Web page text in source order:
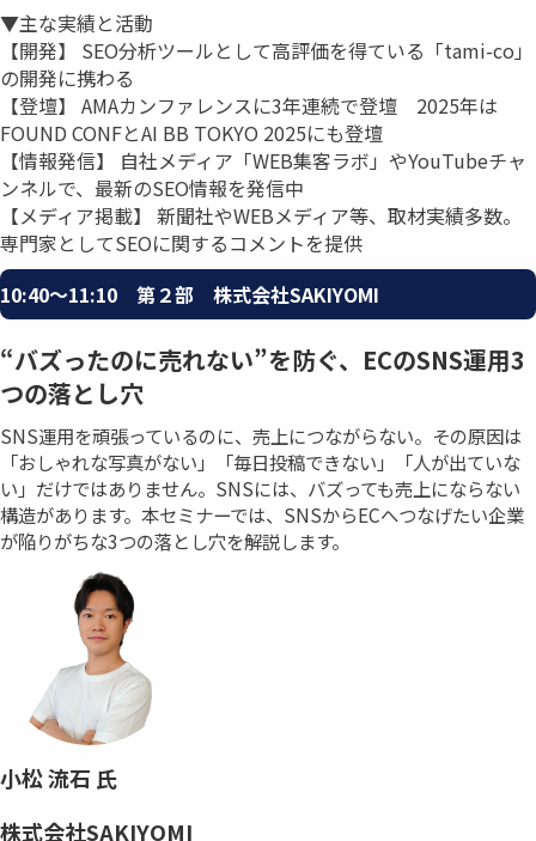
▼主な実績と活動
【開発】 SEO分析ツールとして高評価を得ている「tami-co」
の開発に携わる
【登壇】 AMAカンファレンスに3年連続で登壇 2025年は
FOUND CONFとAI BB TOKYO 2025にも登壇
【情報発信】 自社メディア「WEB集客ラボ」やYouTubeチャ
ンネルで、最新のSEO情報を発信中
【メディア掲載】 新聞社やWEBメディア等、取材実績多数。
専門家としてSEOに関するコメントを提供
10:40〜11:10 第２部 株式会社SAKIYOMI
“バズったのに売れない”を防ぐ、ECのSNS運用3
つの落とし穴
SNS運用を頑張っているのに、売上につながらない。その原因は
「おしゃれな写真がない」「毎日投稿できない」「人が出ていな
い」だけではありません。SNSには、バズっても売上にならない
構造があります。本セミナーでは、SNSからECへつなげたい企業
が陥りがちな3つの落とし穴を解説します。
小松 流石 氏
株式会社SAKIYOMI